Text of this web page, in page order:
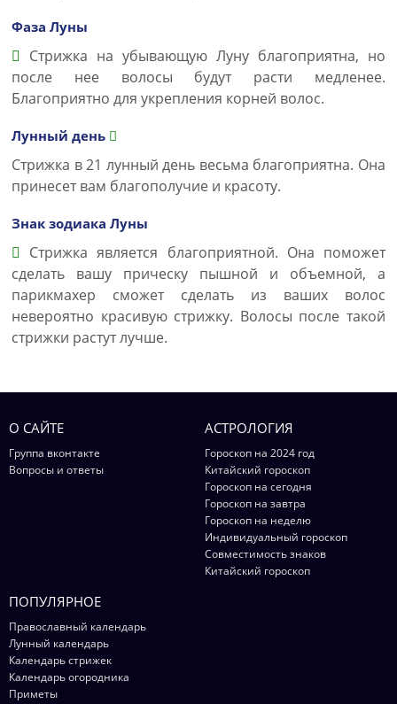
Фаза Луны
Стрижка на убывающую Луну благоприятна, но
после нее волосы будут расти медленее.
Благоприятно для укрепления корней волос.
Лунный день
Стрижка в 21 лунный день весьма благоприятна. Она
принесет вам благополучие и красоту.
Знак зодиака Луны
Стрижка является благоприятной. Она поможет
сделать вашу прическу пышной и объемной, а
парикмахер сможет сделать из ваших волос
невероятно красивую стрижку. Волосы после такой
стрижки растут лучше.
О САЙТЕ
Группа вконтакте
Вопросы и ответы
АСТРОЛОГИЯ
Гороскоп на 2024 год
Китайский гороскоп
Гороскоп на сегодня
Гороскоп на завтра
Гороскоп на неделю
Индивидуальный гороскоп
Совместимость знаков
Китайский гороскоп
ПОПУЛЯРНОЕ
Православный календарь
Лунный календарь
Календарь стрижек
Календарь огородника
Приметы